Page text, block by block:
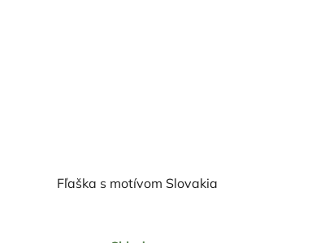
Fľaška s motívom Slovakia